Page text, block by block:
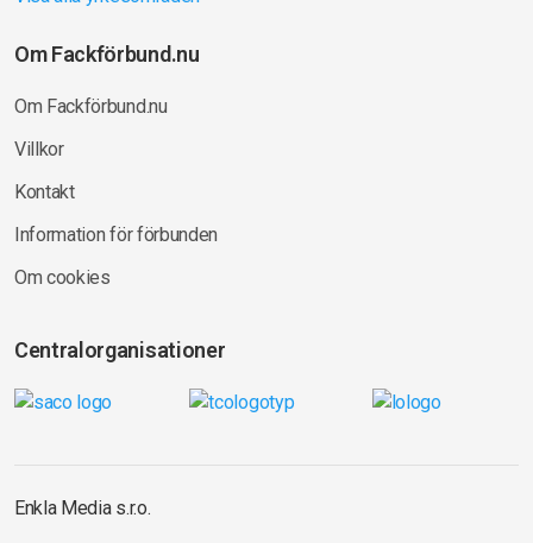
Om Fackförbund.nu
Om Fackförbund.nu
Villkor
Kontakt
Information för förbunden
Om cookies
Centralorganisationer
Enkla Media s.r.o.